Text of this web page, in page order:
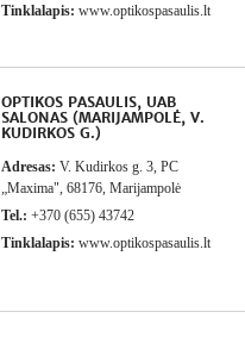
Tinklalapis: www.optikospasaulis.lt
OPTIKOS PASAULIS, UAB
SALONAS (MARIJAMPOLĖ, V.
KUDIRKOS G.)
Adresas: V. Kudirkos g. 3, PC
„Maxima", 68176, Marijampolė
Tel.: +370 (655) 43742
Tinklalapis: www.optikospasaulis.lt